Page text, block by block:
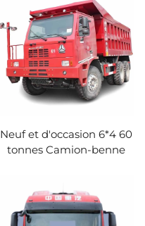
Camion
Neuf et d'occasion 6*4 60
tonnes Camion-benne